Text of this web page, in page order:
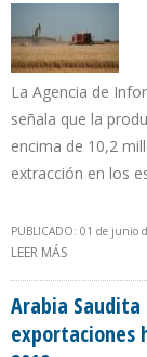
La Agencia de
señala que la
encima de 10,2
extracción en los
PUBLICADO: 01 de junio
LEER MÁS
Arabia Saudita
exportaciones